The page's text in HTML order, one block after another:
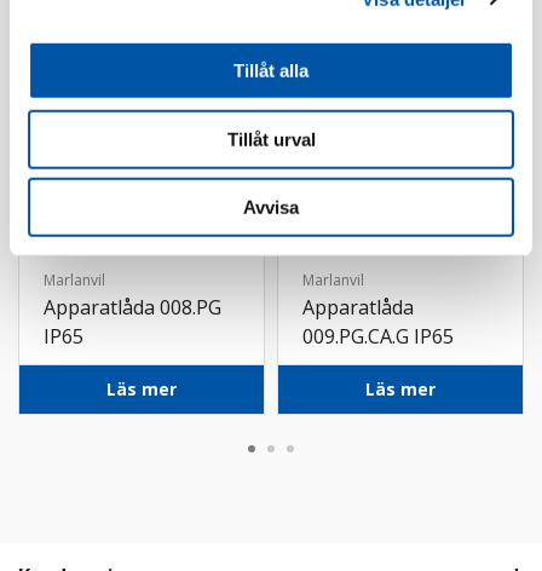
Tillåt alla
Tillåt urval
Avvisa
Marlanvil
Apparatlåda 008.PG
IP65
Läs mer
Marlanvil
Apparatlåda
009.PG.CA.G IP65
Läs mer